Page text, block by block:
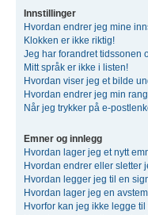
Innstillinger
Hvordan endrer jeg mine
Klokken er ikke riktig!
Jeg har forandret tidssonen
Mitt språk er ikke i listen!
Hvordan viser jeg et bilde
Hvordan endrer jeg min
Når jeg trykker på e-
Emner og innlegg
Hvordan lager jeg et nytt
Hvordan endrer eller sletter
Hvordan legger jeg til en
Hvordan lager jeg en
Hvorfor kan jeg ikke legge